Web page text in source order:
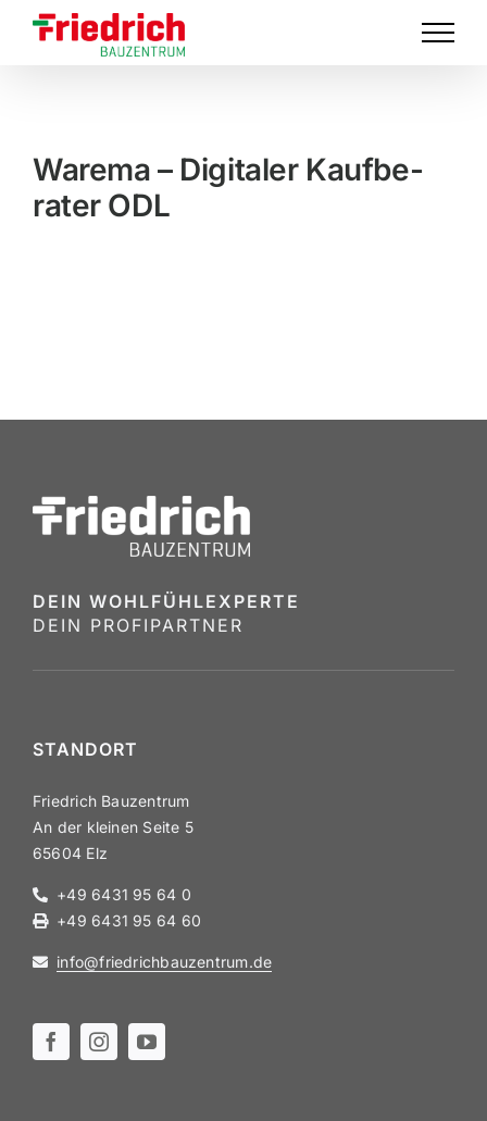
Warema – Digitaler Kaufbe­
rater ODL
DEIN WOHLFÜHL­EX­PERTE
DEIN PROFI­PARTNER
STANDORT
Friedrich Bauzentrum
An der kleinen Seite 5
65604 Elz
+49 6431 95 64 0
+49 6431 95 64 60
info@​friedrichbauzentrum.​de